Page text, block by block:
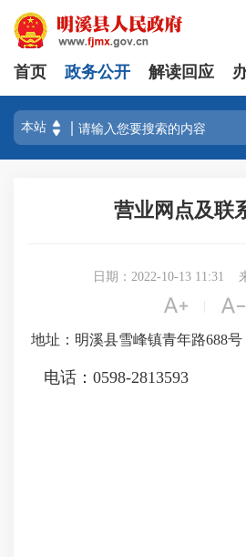
首页 政务公开 解读回应
营业网点及联
日期：2022-10-13 11:31
 
地址：明溪县雪峰镇青年路688号
电话：0598-2813593